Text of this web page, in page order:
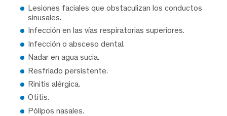
Lesiones faciales que obstaculizan los conductos
sinusales.
Infección en las vías respiratorias superiores.
Infección o absceso dental.
Nadar en agua sucia.
Resfriado persistente.
Rinitis alérgica.
Otitis.
Pólipos nasales.